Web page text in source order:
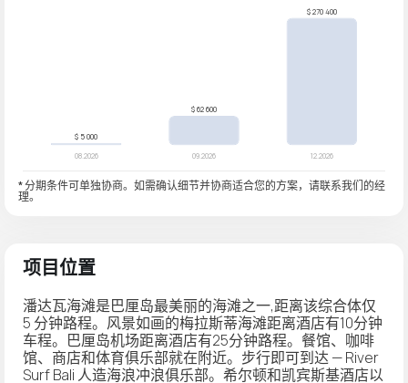
* 分期条件可单独协商。如需确认细节并协商适合您的方案，请联系我们的经
理。
项目位置
潘达瓦海滩是巴厘岛最美丽的海滩之一,距离该综合体仅
5 分钟路程。风景如画的梅拉斯蒂海滩距离酒店有10分钟
车程。巴厘岛机场距离酒店有25分钟路程。餐馆、咖啡
馆、商店和体育俱乐部就在附近。步行即可到达 — River
Surf Bali 人造海浪冲浪俱乐部。希尔顿和凯宾斯基酒店以